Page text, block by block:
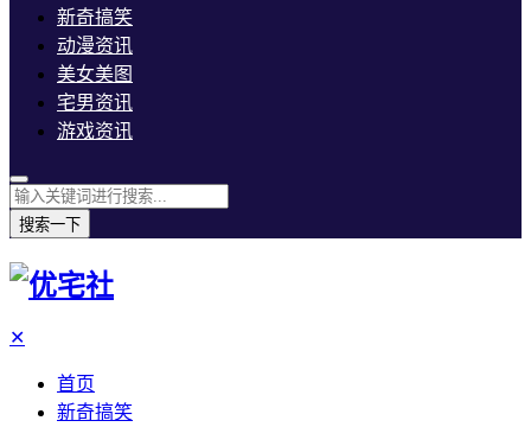
新奇搞笑
动漫资讯
美女美图
宅男资讯
游戏资讯
搜索一下
✕
首页
新奇搞笑